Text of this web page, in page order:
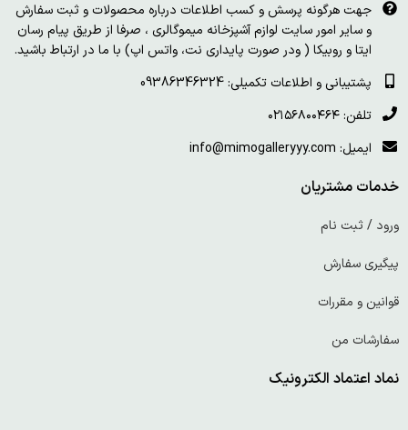
جهت هرگونه پرسش و کسب اطلاعات درباره محصولات و ثبت سفارش
و سایر امور سایت لوازم آشپزخانه میموگالری ، صرفا از طریق پیام رسان
ایتا و روبیکا ( ودر صورت پایداری نت، واتس اپ) با ما در ارتباط باشید.
پشتیبانی و اطلاعات تکمیلی: 09386346324
تلفن: ۰۲۱۵۶۸۰۰۴۶۴
ایمیل: info@mimogalleryyy.com
خدمات مشتریان
ورود / ثبت نام
پیگیری سفارش
قوانین و مقررات
سفارشات من
نماد اعتماد الکترونیک